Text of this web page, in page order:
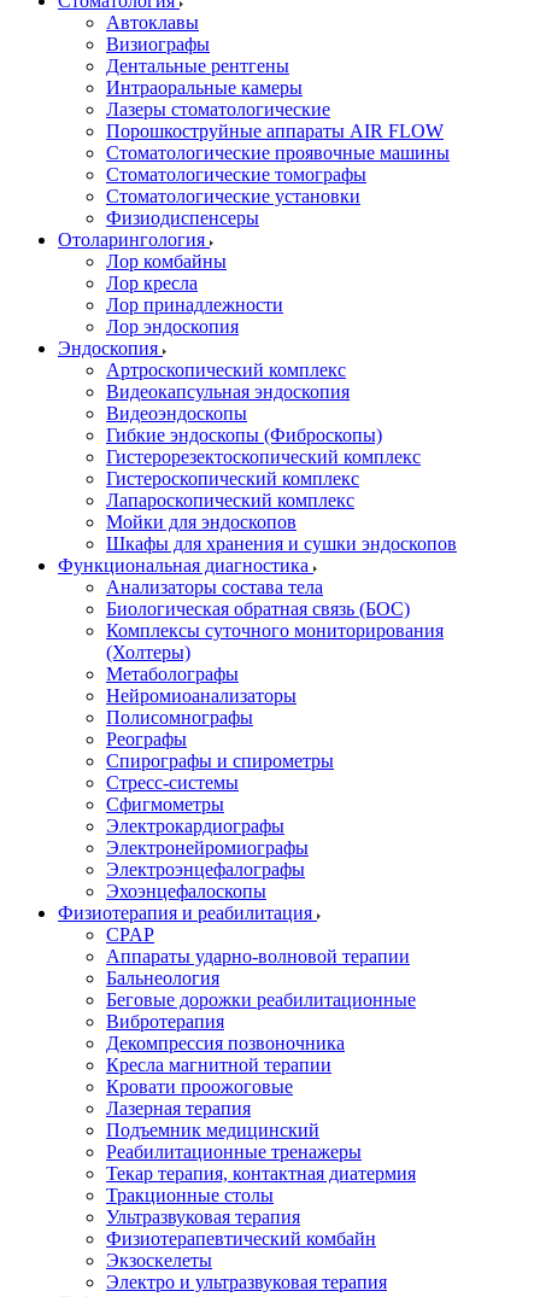
Автоклавы
Визиографы
Дентальные рентгены
Интраоральные камеры
Лазеры стоматологические
Порошкоструйные аппараты AIR FLOW
Стоматологические проявочные машины
Стоматологические томографы
Стоматологические установки
Физиодиспенсеры
Отоларингология
Лор комбайны
Лор кресла
Лор принадлежности
Лор эндоскопия
Эндоскопия
Артроскопический комплекс
Видеокапсульная эндоскопия
Видеоэндоскопы
Гибкие эндоскопы (Фиброcкопы)
Гистерорезектоскопический комплекс
Гистероскопический комплекс
Лапароскопический комплекс
Мойки для эндоскопов
Шкафы для хранения и сушки эндоскопов
Функциональная диагностика
Анализаторы состава тела
Биологическая обратная связь (БОС)
Комплексы суточного мониторирования
(Холтеры)
Метаболографы
Нейромиоанализаторы
Полисомнографы
Реографы
Спирографы и спирометры
Стресс-системы
Сфигмометры
Электрокардиографы
Электронейромиографы
Электроэнцефалографы
Эхоэнцефалоскопы
Физиотерапия и реабилитация
CPAP
Аппараты ударно-волновой терапии
Бальнеология
Беговые дорожки реабилитационные
Вибротерапия
Декомпрессия позвоночника
Кресла магнитной терапии
Кровати проожоговые
Лазерная терапия
Подъемник медицинский
Реабилитационные тренажеры
Текар терапия, контактная диатермия
Тракционные столы
Ультразвуковая терапия
Физиотерапевтический комбайн
Экзоскелеты
Электро и ультразвуковая терапия